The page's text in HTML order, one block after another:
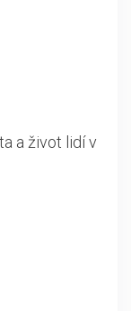
a život lidí v